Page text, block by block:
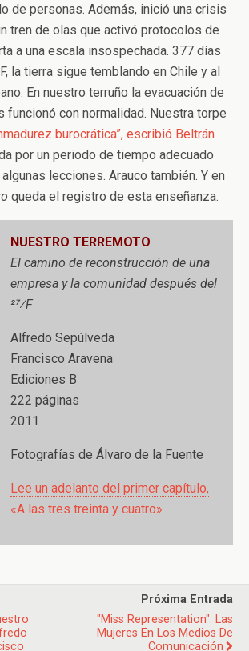
de personas. Además, inició una crisis
tren de olas que activó protocolos de
a una escala insospechada. 377 días
la tierra sigue temblando en Chile y al
En nuestro terruño la evacuación de
funcionó con normalidad. Nuestra torpe
burocrática”, escribió Beltrán
por un periodo de tiempo adecuado
lecciones. Arauco también. Y en
queda el registro de esta enseñanza.
NUESTRO TERREMOTO
El camino de reconstrucción de una
empresa y la comunidad después del
27⁄F
Alfredo Sepúlveda
Francisco Aravena
Ediciones B
222 páginas
2011
Fotografías de Álvaro de la Fuente
Lee un adelanto del primer capítulo,
«A las tres treinta y cuatro»
Próxima Entrada
"Miss Representation": Las
Mujeres En Los Medios De
Comunicación